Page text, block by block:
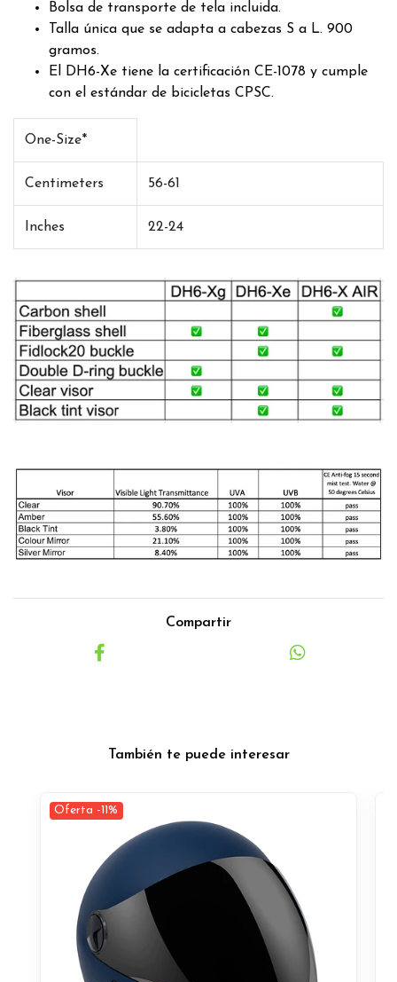
Bolsa de transporte de tela incluida.
Talla única que se adapta a cabezas S a L. 900
gramos.
El DH6-Xe tiene la certificación CE-1078 y cumple
con el estándar de bicicletas CPSC.
One-Size*
Centimeters 56-61
Inches 22-24
Compartir
También te puede interesar
Oferta -11%